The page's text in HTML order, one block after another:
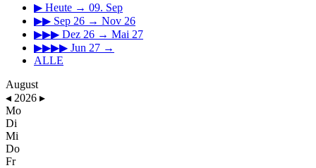
▶ Heute → 09. Sep
▶▶ Sep 26 → Nov 26
▶▶▶ Dez 26 → Mai 27
▶▶▶▶ Jun 27 →
ALLE
August
◂ 2026 ▸
Mo
Di
Mi
Do
Fr